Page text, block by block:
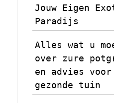
Jouw Eigen
Paradijs
Alles wat u
over zure
en advies voor
gezonde tuin